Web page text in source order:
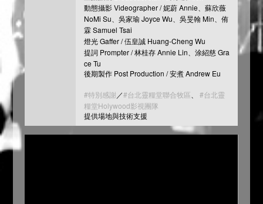
動態攝影 Videographer / 妮蔚 Annie、蘇欣薇
NoMi Su、吳家瑜 Joyce Wu、吳旻翰 Min、侑
霖 Samuel Tsai
燈光 Gaffer / 伍皇誠 Huang-Cheng Wu
提詞 Prompter / 林桂存 Annie Lin、涂紹慈 Gra
ce Tu
後期製作 Post Production / 安煮 Andrew Eu
#特別感謝／#台北靈糧堂聯合牧區、 ​​#台北靈
糧堂Holywood影視團隊
提供場地與技術支援